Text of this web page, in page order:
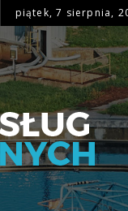
OGŁOSZENIE
piątek, 7 sierpnia,